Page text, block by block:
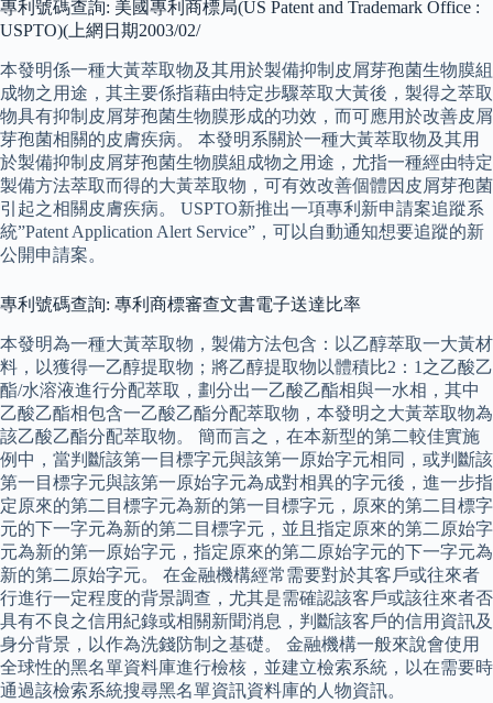
專利號碼查詢: 美國專利商標局(US Patent and Trademark Office :
USPTO)(上網日期2003/02/
本發明係一種大黃萃取物及其用於製備抑制皮屑芽孢菌生物膜組
成物之用途，其主要係指藉由特定步驟萃取大黃後，製得之萃取
物具有抑制皮屑芽孢菌生物膜形成的功效，而可應用於改善皮屑
芽孢菌相關的皮膚疾病。 本發明系關於一種大黃萃取物及其用
於製備抑制皮屑芽孢菌生物膜組成物之用途，尤指一種經由特定
製備方法萃取而得的大黃萃取物，可有效改善個體因皮屑芽孢菌
引起之相關皮膚疾病。 USPTO新推出一項專利新申請案追蹤系
統”Patent Application Alert Service”，可以自動通知想要追蹤的新
公開申請案。
專利號碼查詢: 專利商標審查文書電子送達比率
本發明為一種大黃萃取物，製備方法包含：以乙醇萃取一大黃材
料，以獲得一乙醇提取物；將乙醇提取物以體積比2：1之乙酸乙
酯/水溶液進行分配萃取，劃分出一乙酸乙酯相與一水相，其中
乙酸乙酯相包含一乙酸乙酯分配萃取物，本發明之大黃萃取物為
該乙酸乙酯分配萃取物。 簡而言之，在本新型的第二較佳實施
例中，當判斷該第一目標字元與該第一原始字元相同，或判斷該
第一目標字元與該第一原始字元為成對相異的字元後，進一步指
定原來的第二目標字元為新的第一目標字元，原來的第二目標字
元的下一字元為新的第二目標字元，並且指定原來的第二原始字
元為新的第一原始字元，指定原來的第二原始字元的下一字元為
新的第二原始字元。 在金融機構經常需要對於其客戶或往來者
行進行一定程度的背景調查，尤其是需確認該客戶或該往來者否
具有不良之信用紀錄或相關新聞消息，判斷該客戶的信用資訊及
身分背景，以作為洗錢防制之基礎。 金融機構一般來說會使用
全球性的黑名單資料庫進行檢核，並建立檢索系統，以在需要時
通過該檢索系統搜尋黑名單資訊資料庫的人物資訊。